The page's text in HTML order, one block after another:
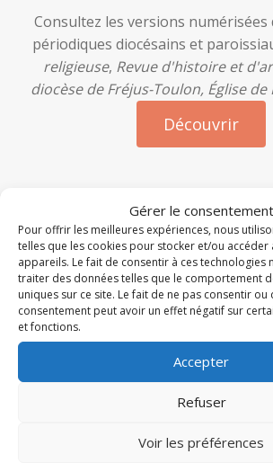
Gérer le consentement
Pour offrir les meilleures expériences, nous
telles que les cookies pour stocker et/ou
appareils. Le fait de consentir à ces technologies
traiter des données telles que le comportement
uniques sur ce site. Le fait de ne pas consentir
consentement peut avoir un effet négatif sur
et fonctions.
Accepter
Refuser
Voir les préférences
Consultez les versions numérisées
périodiques diocésains et
religieuse, Revue d'histoire et
diocèse de Fréjus-Toulon, Église
Découvrir
À la une